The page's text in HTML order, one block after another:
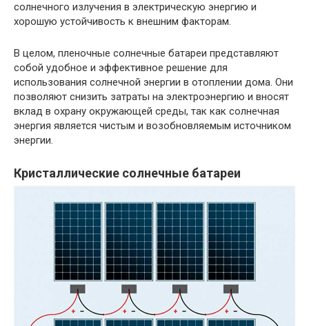
солнечного излучения в электрическую энергию и
хорошую устойчивость к внешним факторам.
В целом, пленочные солнечные батареи представляют
собой удобное и эффективное решение для
использования солнечной энергии в отоплении дома. Они
позволяют снизить затраты на электроэнергию и вносят
вклад в охрану окружающей среды, так как солнечная
энергия является чистым и возобновляемым источником
энергии.
Кристаллические солнечные батареи